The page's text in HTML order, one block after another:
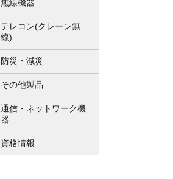
無線機器
テレコン(クレーン無
線)
防災・減災
その他製品
通信・ネットワーク機
器
資格情報